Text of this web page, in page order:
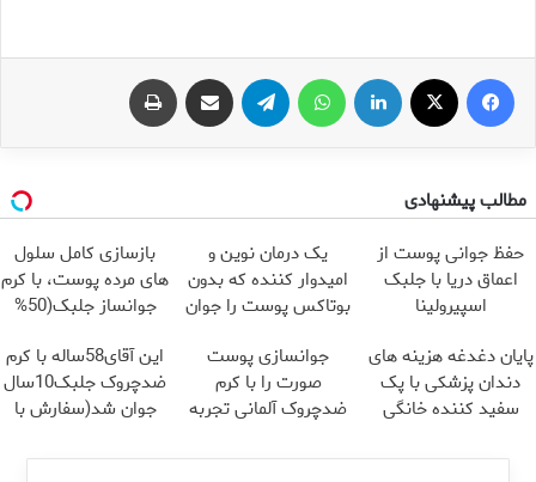
فیس بوک لینکدین تلگرام اشتراک گذاری از طریق ایمیل
مطالب پیشنهادی
حفظ جوانی پوست از
اعماق دریا با جلبک
اسپیرولینا
یک درمان نوین و
امیدوار کننده که بدون
بوتاکس پوست را جوان
بازسازی کامل سلول
های مرده پوست، با کرم
جوانساز جلبک(50%
پایان دغدغه هزینه های
دندان پزشکی با پک
سفید کننده خانگی
جوانسازی پوست
صورت را با کرم
ضدچروک آلمانی تجربه
این آقای58ساله با کرم
ضدچروک جلبک10سال
جوان شد(سفارش با